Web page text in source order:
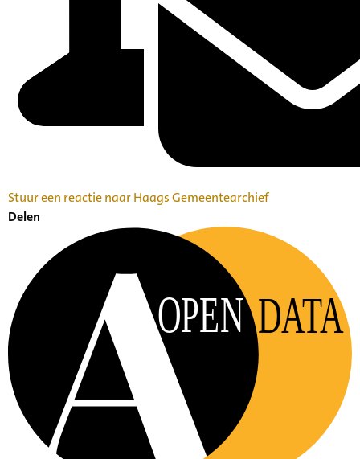
Stuur een reactie naar Haags Gemeentearchief
Delen
OPEN DATA